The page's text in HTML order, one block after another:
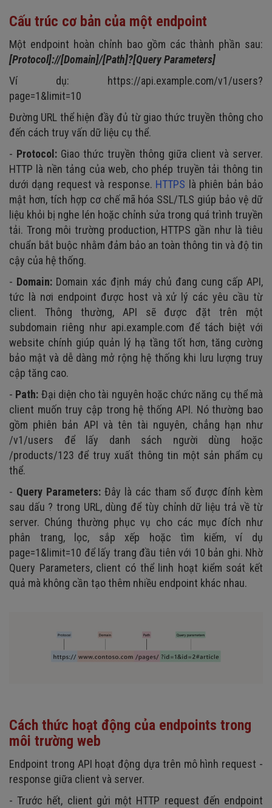
Cấu trúc cơ bản của một endpoint
Một endpoint hoàn chỉnh bao gồm các thành phần sau:
[Protocol]://[Domain]/[Path]?[Query Parameters]
Ví dụ: https://api.example.com/v1/users?
page=1&limit=10
Đường URL thể hiện đầy đủ từ giao thức truyền thông cho
đến cách truy vấn dữ liệu cụ thể.
- Protocol: Giao thức truyền thông giữa client và server.
HTTP là nền tảng của web, cho phép truyền tải thông tin
dưới dạng request và response. HTTPS là phiên bản bảo
mật hơn, tích hợp cơ chế mã hóa SSL/TLS giúp bảo vệ dữ
liệu khỏi bị nghe lén hoặc chỉnh sửa trong quá trình truyền
tải. Trong môi trường production, HTTPS gần như là tiêu
chuẩn bắt buộc nhằm đảm bảo an toàn thông tin và độ tin
cậy của hệ thống.
- Domain: Domain xác định máy chủ đang cung cấp API,
tức là nơi endpoint được host và xử lý các yêu cầu từ
client. Thông thường, API sẽ được đặt trên một
subdomain riêng như api.example.com để tách biệt với
website chính giúp quản lý hạ tầng tốt hơn, tăng cường
bảo mật và dễ dàng mở rộng hệ thống khi lưu lượng truy
cập tăng cao.
- Path: Đại diện cho tài nguyên hoặc chức năng cụ thể mà
client muốn truy cập trong hệ thống API. Nó thường bao
gồm phiên bản API và tên tài nguyên, chẳng hạn như
/v1/users để lấy danh sách người dùng hoặc
/products/123 để truy xuất thông tin một sản phẩm cụ
thể.
- Query Parameters: Đây là các tham số được đính kèm
sau dấu ? trong URL, dùng để tùy chỉnh dữ liệu trả về từ
server. Chúng thường phục vụ cho các mục đích như
phân trang, lọc, sắp xếp hoặc tìm kiếm, ví dụ
page=1&limit=10 để lấy trang đầu tiên với 10 bản ghi. Nhờ
Query Parameters, client có thể linh hoạt kiểm soát kết
quả mà không cần tạo thêm nhiều endpoint khác nhau.
Cách thức hoạt động của endpoints trong
môi trường web
Endpoint trong API hoạt động dựa trên mô hình request -
response giữa client và server.
- Trước hết, client gửi một HTTP request đến endpoint